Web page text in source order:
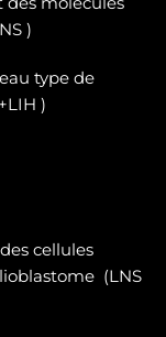
)
type de
)
cellules
(LNS